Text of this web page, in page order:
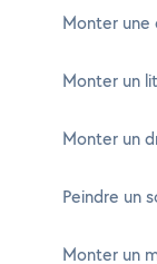
Monter une
Monter un
Monter un
Peindre un
Monter un